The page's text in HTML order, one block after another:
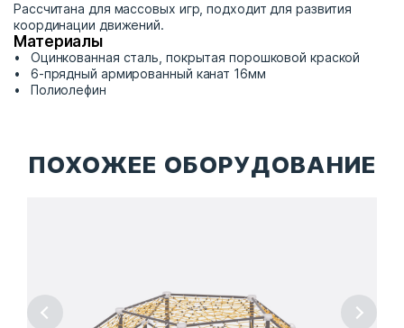
Рассчитана для массовых игр, подходит для развития
координации движений.
Материалы
Оцинкованная сталь, покрытая порошковой краской
6-прядный армированный канат 16мм
Полиолефин
ПОХОЖЕЕ ОБОРУДОВАНИЕ